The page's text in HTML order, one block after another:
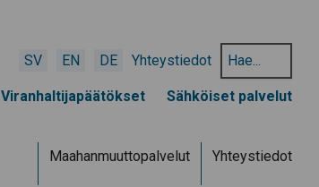
SV EN DE Yhteystiedot
Hae
hakusanalla:
Viranhaltijapäätökset Sähköiset palvelut
Maahanmuuttopalvelut Yhteystiedot